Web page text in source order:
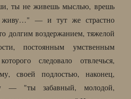
ты не живешь мыслью, врешь
— и тут же страстно
долгим воздержанием, тяжелой
постоянным умственным
следовало отвлечься,
своей подлостью, наконец,
— "ты забавный, молодой,